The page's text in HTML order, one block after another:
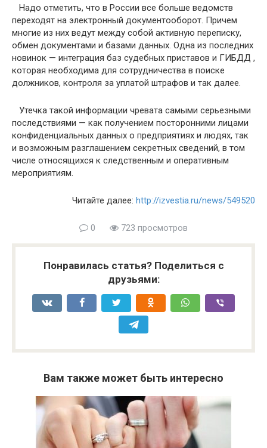
Надо отметить, что в России все больше ведомств
переходят на электронный документооборот. Причем
многие из них ведут между собой активную переписку,
обмен документами и базами данных. Одна из последних
новинок — интеграция баз судебных приставов и ГИБДД ,
которая необходима для сотрудничества в поиске
должников, контроля за уплатой штрафов и так далее.
Утечка такой информации чревата самыми серьезными
последствиями — как получением посторонними лицами
конфиденциальных данных о предприятиях и людях, так
и возможным разглашением секретных сведений, в том
числе относящихся к следственным и оперативным
мероприятиям.
Читайте далее: http://izvestia.ru/news/549520
0 723 просмотров
Понравилась статья? Поделиться с
друзьями:
Вам также может быть интересно